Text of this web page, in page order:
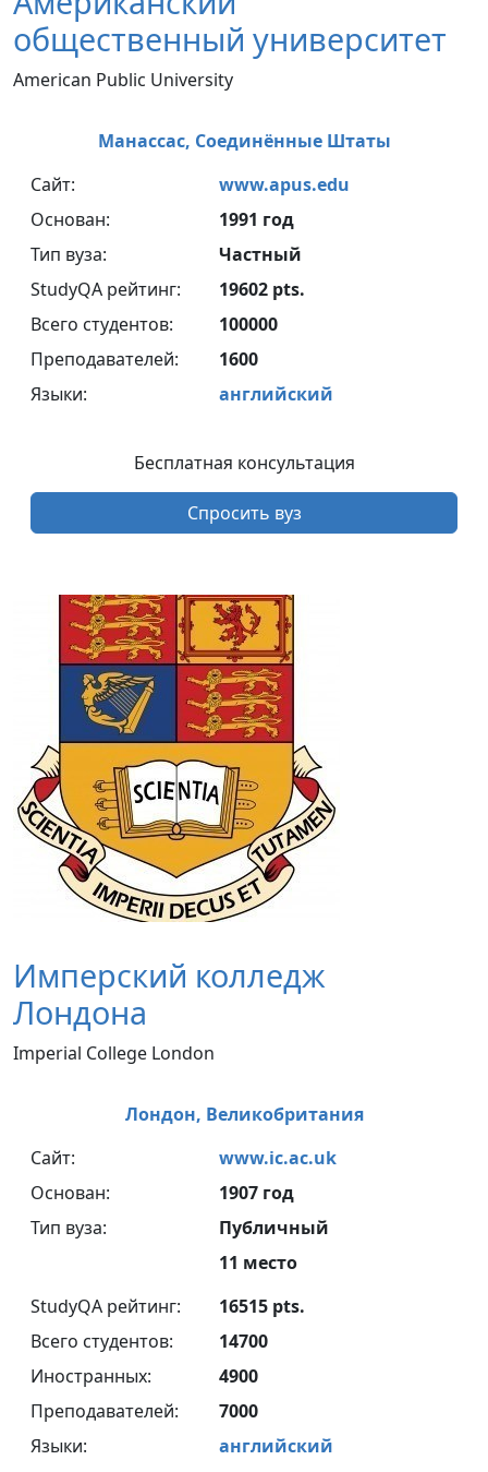
общественный университет
American Public University
Манассас, Соединённые Штаты
Сайт:
www.apus.edu
Основан:
1991 год
Тип вуза:
Частный
StudyQA рейтинг:
19602 pts.
Всего студентов:
100000
Преподавателей:
1600
Языки:
английский
Бесплатная консультация
Спросить вуз
Имперский колледж
Лондона
Imperial College London
Лондон, Великобритания
Сайт:
www.ic.ac.uk
Основан:
1907 год
Тип вуза:
Публичный
11 место
StudyQA рейтинг:
16515 pts.
Всего студентов:
14700
Иностранных:
4900
Преподавателей:
7000
Языки:
английский